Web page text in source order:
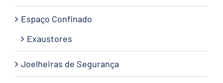
Espaço Confinado
Exaustores
Joelheiras de Segurança